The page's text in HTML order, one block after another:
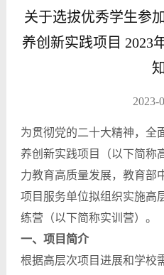
关于选拔优秀学生参
养创新实践项目 2023
知
2023-
为贯彻党的二十大精神，全
养创新实践项目（以下简称
力教育高质量发展，教育部
项目服务单位拟组织实施高
练营（以下简称实训营）。
一、项目简介
根据高层次项目进展和学校